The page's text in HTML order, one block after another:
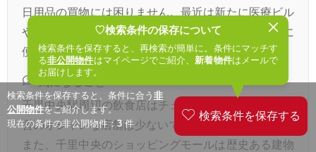
♡検索条件の保存について
検索条件を保存すると、再検索が簡単に。条件にマッチす
る非公開物件はマイページでご紹介、新着物件はメールで
お届けします。
検索条件を保存すると、条件に合う 非
公開物件をご紹介します。
現在の条件の非公開物件：3件
日用品の買物には困りません。最近は新たに医療ビル
やレストランやカフェなどができ始めており、さらに
便利になっています。
千里中央駅周辺の飲食店はチェーン店が多く、個人経
営のオシャレな店舗は少ないです。
また、千里中央のショッピングモールは歴史ある建物